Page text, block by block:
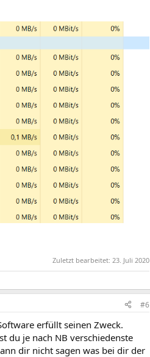
Zuletzt bearbeitet: 23. Juli 2020
#6
erfüllt seinen Zweck.
du je nach NB verschiedenste
dir nicht sagen was bei dir der